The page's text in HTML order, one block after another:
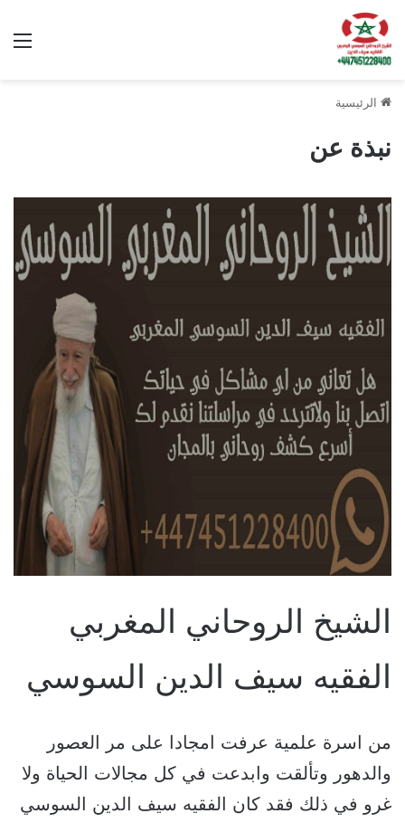
الرئيسية
نبذة عن
الشيخ الروحاني المغربي
الفقيه سيف الدين السوسي
من اسرة علمية عرفت امجادا على مر العصور
والدهور وتألقت وابدعت في كل مجالات الحياة ولا
غرو في ذلك فقد كان الفقيه سيف الدين السوسي